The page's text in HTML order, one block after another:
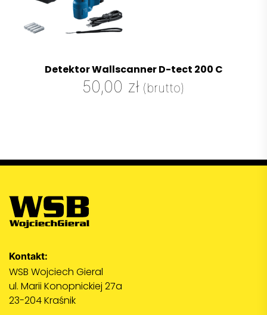
Detektor Wallscanner D-tect 200 C
50,00 zł (brutto)
Kontakt:
WSB Wojciech Gieral
ul. Marii Konopnickiej 27a
23-204 Kraśnik